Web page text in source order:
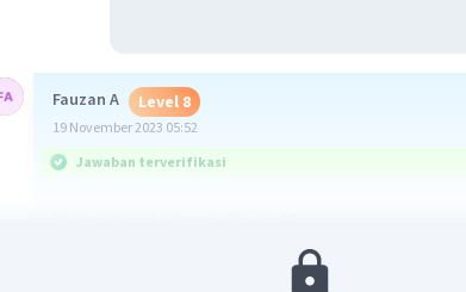
Fauzan A Level 8
19 November 2023 05:52
Jawaban terverifikasi